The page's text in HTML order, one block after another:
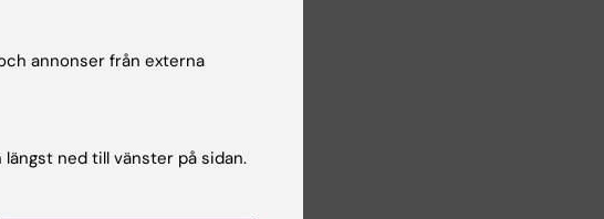
annonser från externa
ned till vänster på sidan.